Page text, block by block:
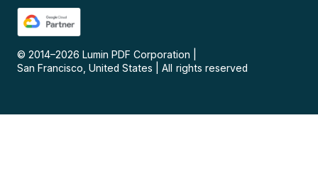
© 2014–2026 Lumin PDF Corporation
San Francisco, United States
All rights reserved